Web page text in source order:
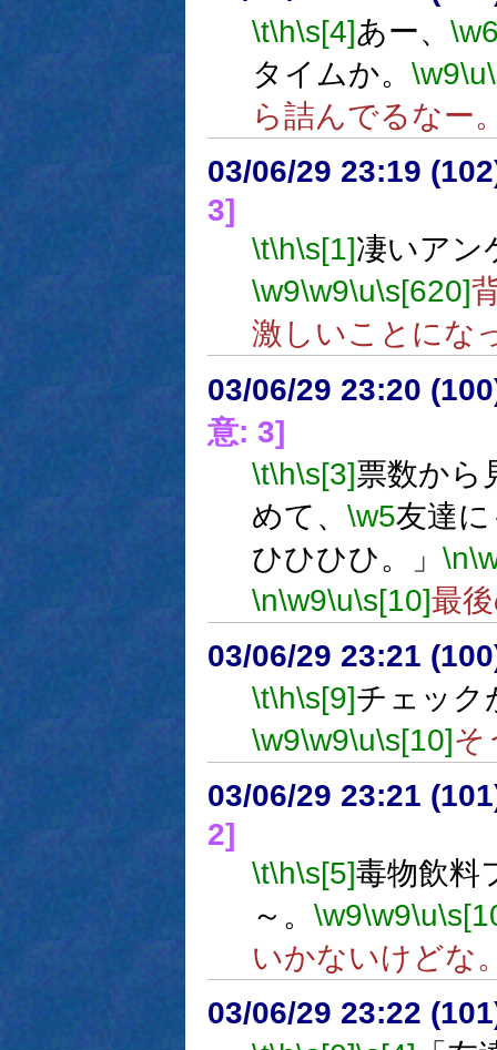
\t\h\s[4]あー、
タイムか。 \w9\u
ら詰んでるなー
03/06/29 23:19
3]
\t\h\s[1]凄いア
\w9\w9\u\s[620]
激しいことに
03/06/29 23:20
意: 3]
\t\h\s[3]票数から
めて、 \w5友達
ひひひひ。」 \n
\n\w9\u\s[10]最
03/06/29 23:21
\t\h\s[9]チェック
\w9\w9\u\s[10]そ
03/06/29 23:21
2]
\t\h\s[5]毒物飲料
～。 \w9\w9\u
いかないけどな
03/06/29 23:22